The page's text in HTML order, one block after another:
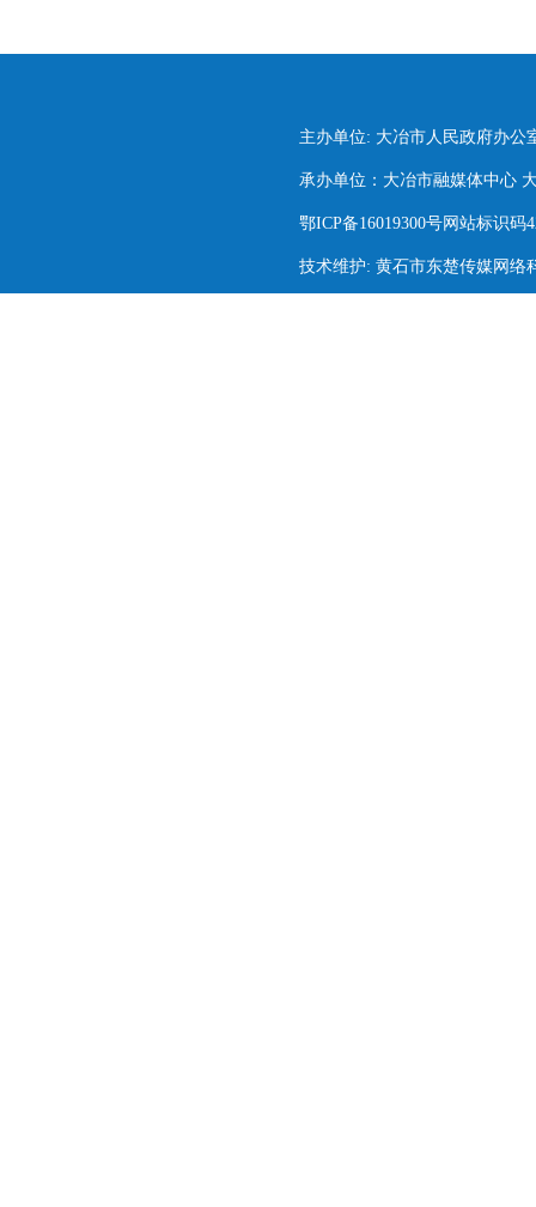
主办单位: 大冶市人民政府办公
承办单位：大冶市融媒体中心
鄂ICP备16019300号网站标识码
技术维护: 黄石市东楚传媒网络